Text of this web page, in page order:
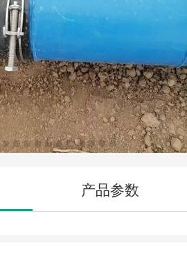
产品参数